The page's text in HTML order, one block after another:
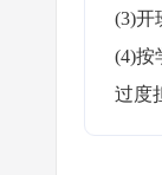
(3)开
(4)按
过度